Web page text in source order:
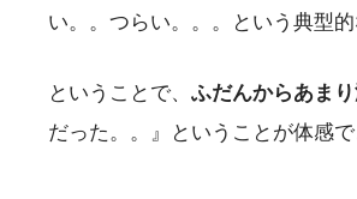
い。。つらい。。。という典型
ということで、 ふだんからあま
だった。。』ということが体感